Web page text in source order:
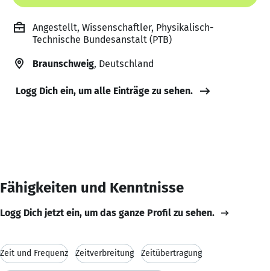
Angestellt, Wissenschaftler, Physikalisch-
Technische Bundesanstalt (PTB)
Braunschweig, Deutschland
Logg Dich ein, um alle Einträge zu sehen.
Fähigkeiten und Kenntnisse
Logg Dich jetzt ein, um das ganze Profil zu sehen.
Zeit und Frequenz Zeitverbreitung Zeitübertragung